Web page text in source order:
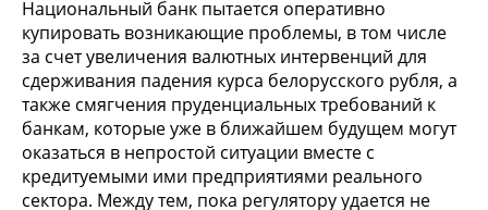
Национальный банк пытается оперативно
купировать возникающие проблемы, в том числе
за счет увеличения валютных интервенций для
сдерживания падения курса белорусского рубля, а
также смягчения пруденциальных требований к
банкам, которые уже в ближайшем будущем могут
оказаться в непростой ситуации вместе с
кредитуемыми ими предприятиями реального
сектора. Между тем, пока регулятору удается не